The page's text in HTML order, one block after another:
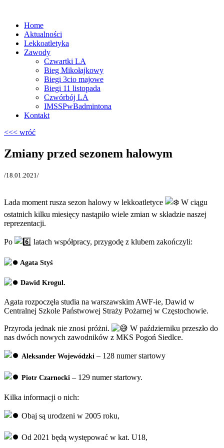
Home
Aktualności
Lekkoatletyka
Zawody
Czwartki LA
Bieg Mikołajkowy
Biegi 3cio majowe
Biegi 11 listopada
Czwórbój LA
IMSSPwBadmintona
Kontakt
<<< wróć
Zmiany przed sezonem halowym
/18.01.2021/
Lada moment rusza sezon halowy w lekkoatletyce
W ciągu
ostatnich kilku miesięcy nastąpiło wiele zmian w składzie naszej
reprezentacji.
Po latach współpracy, przygodę z klubem zakończyli:
Agata Styś
Dawid Krogul.
Agata rozpoczęła studia na warszawskim AWF-ie, Dawid w
Centralnej Szkole Państwowej Straży Pożarnej w Częstochowie.
Przyroda jednak nie znosi próżni.
W październiku przeszło do
nas dwóch nowych zawodników z MKS Pogoń Siedlce.
Aleksander Wojewódzki – 128 numer startowy
Piotr Czarnocki – 129 numer startowy.
Kilka informacji o nich:
Obaj są urodzeni w 2005 roku,
Od 2021 będą występować w kat. U18,